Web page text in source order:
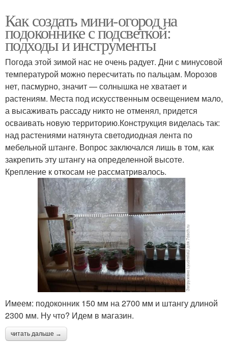
Как создать мини-огород на
подоконнике с подсветкой:
подходы и инструменты
Погода этой зимой нас не очень радует. Дни с минусовой
температурой можно пересчитать по пальцам. Морозов
нет, пасмурно, значит — солнышка не хватает и
растениям. Места под искусственным освещением мало,
а высаживать рассаду никто не отменял, придется
осваивать новую территорию.Конструкция виделась так:
над растениями натянута светодиодная лента по
мебельной штанге. Вопрос заключался лишь в том, как
закрепить эту штангу на определенной высоте.
Крепление к откосам не рассматривалось.
Имеем: подоконник 150 мм на 2700 мм и штангу длиной
2300 мм. Ну что? Идем в магазин.
читать дальше →